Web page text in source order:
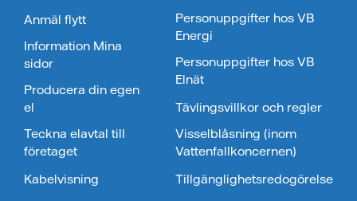
Anmäl flytt
Information Mina
sidor
Producera din egen
el
Teckna elavtal till
företaget
Kabelvisning
Personuppgifter hos VB
Energi
Personuppgifter hos VB
Elnät
Tävlingsvillkor och regler
Visselblåsning (inom
Vattenfallkoncernen)
Tillgänglighetsredogörelse